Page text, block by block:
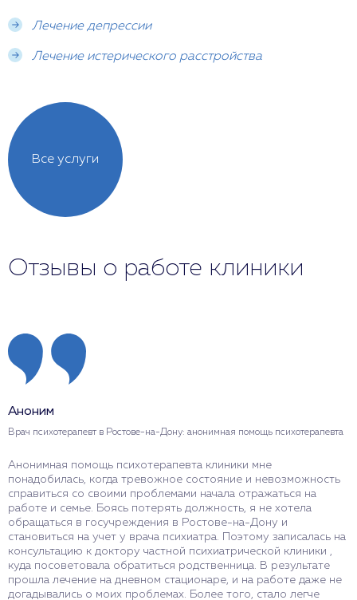
Лечение депрессии
Лечение истерического расстройства
Все услуги
Отзывы о работе клиники
Аноним
Врач психотерапевт в Ростове-на-Дону: анонимная помощь психотерапевта
Анонимная помощь психотерапевта клиники мне
понадобилась, когда тревожное состояние и невозможность
справиться со своими проблемами начала отражаться на
работе и семье. Боясь потерять должность, я не хотела
обращаться в госучреждения в Ростове-на-Дону и
становиться на учет у врача психиатра. Поэтому записалась на
консультацию к доктору частной психиатрической клиники ,
куда посоветовала обратиться родственница. В результате
прошла лечение на дневном стационаре, и на работе даже не
догадывались о моих проблемах. Более того, стало легче